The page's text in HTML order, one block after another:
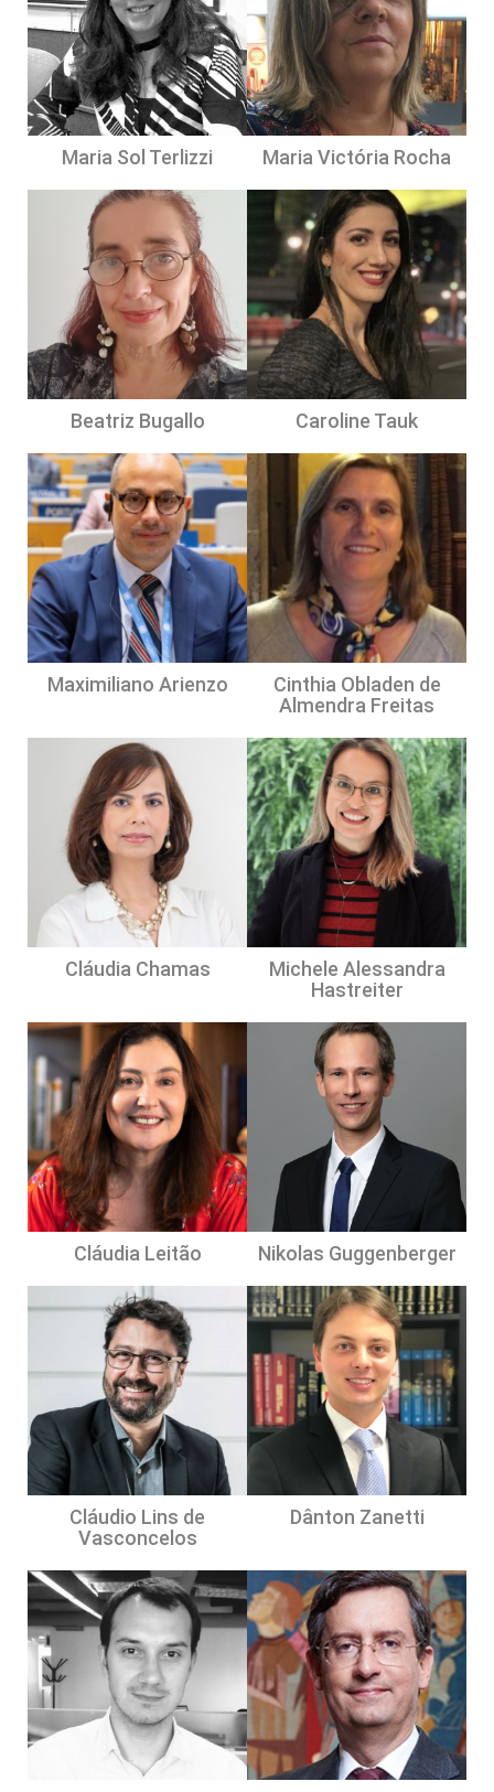
Maria Sol Terlizzi Maria Victória Rocha
Beatriz Bugallo Caroline Tauk
Maximiliano Arienzo
Cinthia Obladen de
Almendra Freitas
Cláudia Chamas
Michele Alessandra
Hastreiter
Cláudia Leitão Nikolas Guggenberger
Cláudio Lins de
Vasconcelos
Dânton Zanetti